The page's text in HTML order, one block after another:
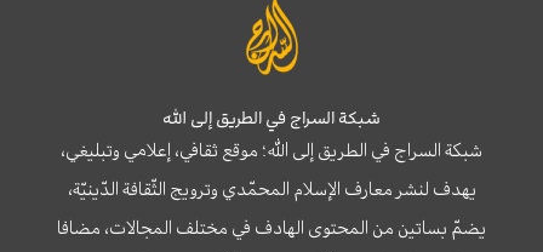
شبكة السراج في الطريق إلى الله
شبكة السراج في الطريق إلى الله؛ موقع ثقافي، إعلامي وتبليغي،
يهدف لنشر معارف الإسلام المحمّدي وترويج الثّقافة الدّينيّة،
يضمّ بساتين من المحتوى الهادف في مختلف المجالات، مضافا